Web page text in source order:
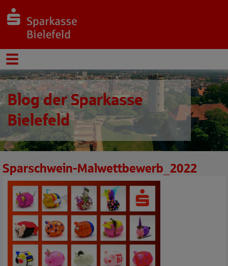
Blog der Sparkasse
Bielefeld
Sparschwein-Malwettbewerb_2022